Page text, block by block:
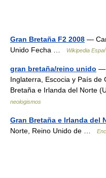
Gran Bretaña F2 2008 —
Unido Fecha …
Wikipedia
gran bretaña/reino unido —
Inglaterra, Escocia y País de
Bretaña e Irlanda del Norte
neologismos
Gran Bretaña e Irlanda del
Norte, Reino Unido de …